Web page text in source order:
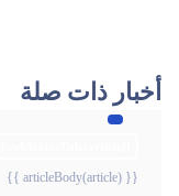
أخبار ذات صلة
{{ articleBody(article) }}